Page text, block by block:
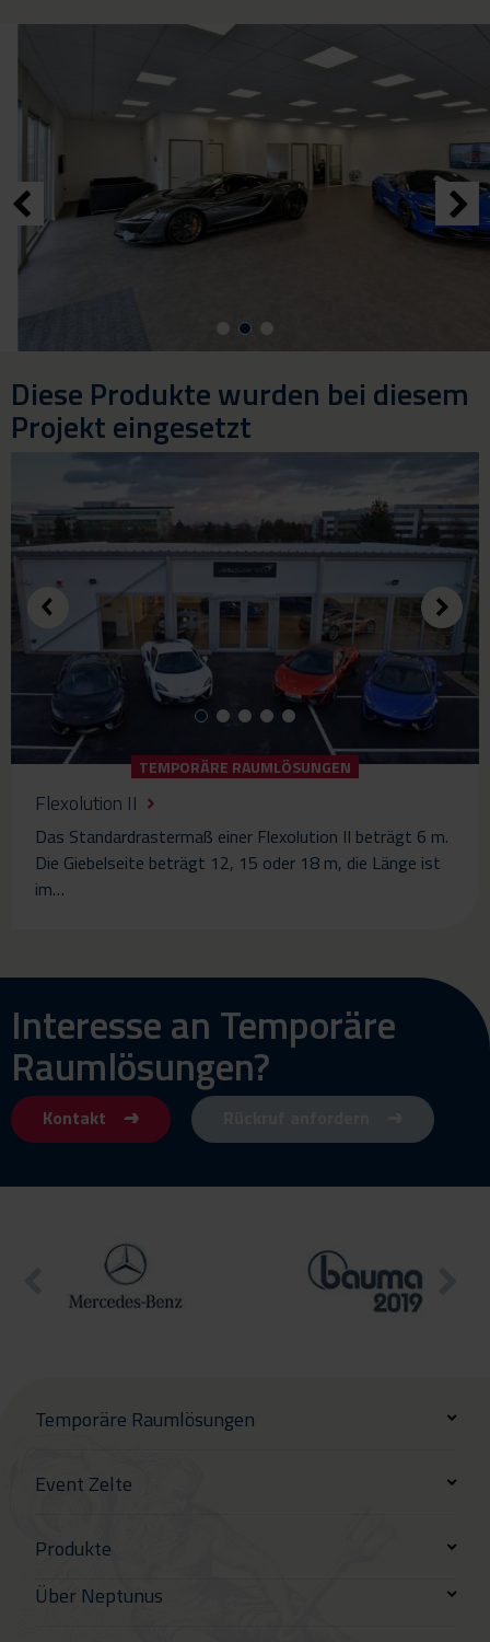
Diese Produkte wurden bei diesem
Projekt eingesetzt
TEMPORÄRE RAUMLÖSUNGEN
Flexolution II
Das Standardrastermaß einer Flexolution II beträgt 6 m.
Die Giebelseite beträgt 12, 15 oder 18 m, die Länge ist
im…
Interesse an Temporäre
Raumlösungen?
Kontakt
Temporäre Raumlösungen
Event Zelte
Produkte
Über Neptunus